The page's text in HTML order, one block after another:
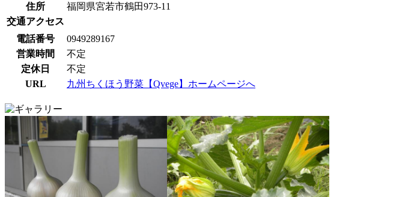
住所
福岡県宮若市鶴田973-11
交通アクセス
電話番号
0949289167
営業時間
不定
定休日
不定
URL
九州ちくほう野菜【Qvege】ホームページへ